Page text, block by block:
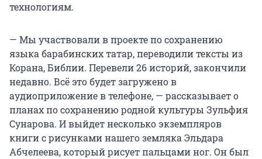
технологиям.
— Мы участвовали в проекте по сохранению
языка барабинских татар, переводили тексты из
Корана, Библии. Перевели 26 историй, закончили
недавно. Всё это будет загружено в
аудиоприложение в телефоне, — рассказывает о
планах по сохранению родной культуры Зульфия
Сунарова. И выйдет несколько экземпляров
книги с рисунками нашего земляка Эльдара
Абчелеева, который рисует пальцами ног. Он был